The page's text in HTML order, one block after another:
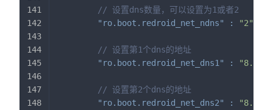
// 设置dns数量，可以设置为1或者2
"ro.boot.redroid_net_ndns"
: "2"
// 设置第1个dns的地址
"ro.boot.redroid_net_dns1"
:
// 设置第2个dns的地址
"ro.boot.redroid_net_dns2"
: